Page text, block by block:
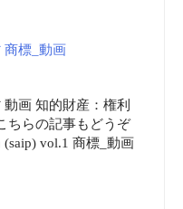
商標_動画
画 知的財産：権利
ちらの記事もどうぞ
vol.1 商標_動画